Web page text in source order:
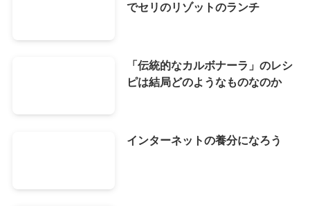
でセリのリゾットのランチ
「伝統的なカルボナーラ」のレシ
ピは結局どのようなものなのか
インターネットの養分になろう